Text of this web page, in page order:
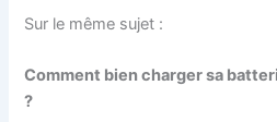
Sur le même sujet :
Comment bien charger sa
?